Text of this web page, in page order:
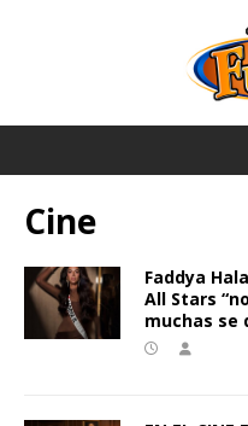
Cine
Faddya
All Stars
muchas se